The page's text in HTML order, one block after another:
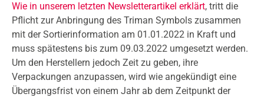
Wie in unserem letzten Newsletterartikel erklärt, tritt die
Pflicht zur Anbringung des Triman Symbols zusammen
mit der Sortierinformation am 01.01.2022 in Kraft und
muss spätestens bis zum 09.03.2022 umgesetzt werden.
Um den Herstellern jedoch Zeit zu geben, ihre
Verpackungen anzupassen, wird wie angekündigt eine
Übergangsfrist von einem Jahr ab dem Zeitpunkt der